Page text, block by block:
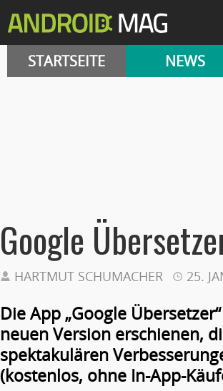
STARTSEITE NEWS
Google
HARTMUT SCHUMACHER 25.
Die App „Google
neuen Version erschienen,
spektakulären
(kostenlos, ohne In-App-